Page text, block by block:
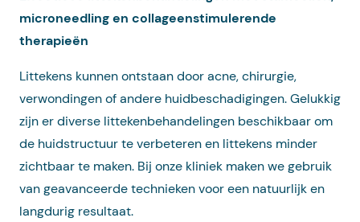
microneedling en collageenstimulerende
therapieën
Littekens kunnen ontstaan door acne, chirurgie,
verwondingen of andere huidbeschadigingen. Gelukkig
zijn er diverse littekenbehandelingen beschikbaar om
de huidstructuur te verbeteren en littekens minder
zichtbaar te maken. Bij onze kliniek maken we gebruik
van geavanceerde technieken voor een natuurlijk en
langdurig resultaat.